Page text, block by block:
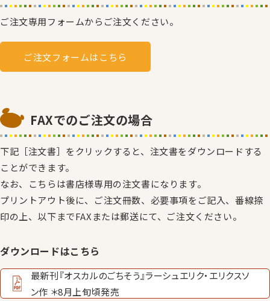
ご注文専用フォームからご注文ください。
ご注文フォームはこちら
FAXでのご注文の場合
下記［注文書］をクリックすると、注文書をダウンロードする
ことができます。
なお、こちらは書店様専用の注文書になります。
プリントアウト後に、ご注文冊数、必要事項をご記入、番線捺
印の上、以下までFAXまたは郵送にて、ご注文ください。
ダウンロードはこちら
最新刊『オスカルのごちそう』ラーシュエリク・エリクスソ
ン作 ＊8月上旬頃発売